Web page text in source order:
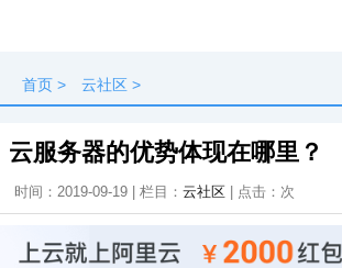
首页 > 云社区 >
云服务器的优势体现在哪里？
时间：2019-09-19 | 栏目： 云社区 | 点击： 次